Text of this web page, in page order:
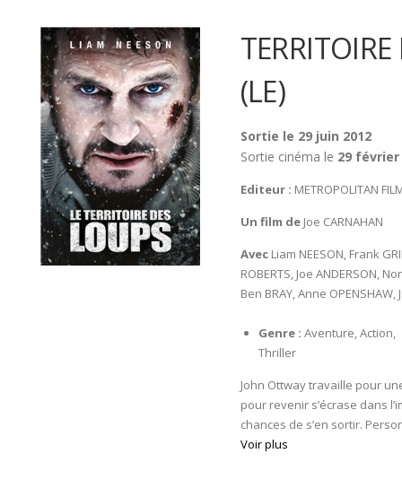
(LE)
Sortie le 29 juin 2012
Sortie cinéma le 29 février
Editeur : METROPOLITAN
Un film deJoe CARNAHAN
AvecLiam NEESON, Frank
ROBERTS, Joe ANDERSON,
Ben BRAY, Anne OPENSHAW,
Genre : Aventure, Action,
Thriller
John Ottway travaille pour
pour revenir s’écrase dans
chances de s’en sortir.
Voir plus